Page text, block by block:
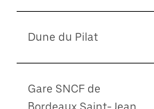
Dune du Pilat
Gare SNCF de